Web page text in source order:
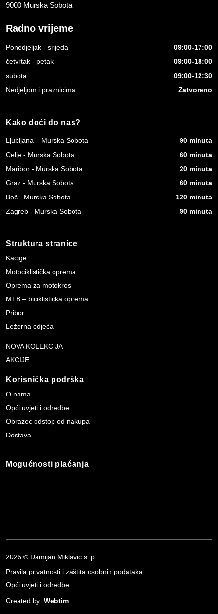
9000 Murska Sobota
Radno vrijeme
Ponedjeljak - srijeda
09:00-17:00
četvrtak - petak
09:00-18:00
subota
09:00-12:30
Nedjeljom i praznicima
Zatvoreno
Kako doći do nas?
Ljubljana – Murska Sobota
90 minuta
Celje - Murska Sobota
60 minuta
Maribor - Murska Sobota
20 minuta
Graz - Murska Sobota
60 minuta
Beč - Murska Sobota
120 minuta
Zagreb - Murska Sobota
90 minuta
Struktura stranice
Kacige
Motociklistička oprema
Oprema za motokros
MTB – biciklistička oprema
Pribor
Ležerna odjeća
NOVA KOLEKCIJA
AKCIJE
Korisnička podrška
O nama
Opći uvjeti i odredbe
Obrazec odstop od nakupa
Dostava
Mogućnosti plaćanja
2026 © Damijan Miklavič s. p.
Pravila privatnosti i zaštita osobnih podataka
Opći uvjeti i odredbe
Created by: Webtim